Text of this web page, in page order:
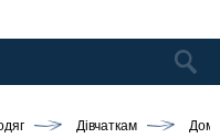
Дівчаткам